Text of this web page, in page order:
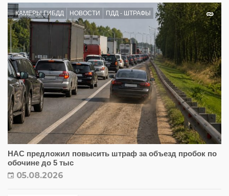
КАМЕРЫ ГИБДД НОВОСТИ ПДД - ШТРАФЫ
НАС предложил повысить штраф за объезд пробок по
обочине до 5 тыс
05.08.2026